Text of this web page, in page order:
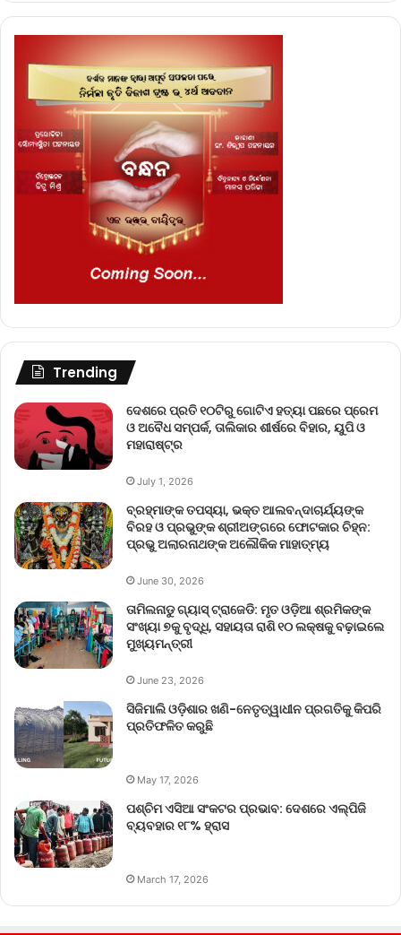
Trending
ଦେଶରେ ପ୍ରତି ୧୦ଟିରୁ ଗୋଟିଏ ହତ୍ୟା ପଛରେ ପ୍ରେମ
ଓ ଅବୈଧ ସମ୍ପର୍କ, ତାଲିକାର ଶୀର୍ଷରେ ବିହାର, ୟୁପି ଓ
ମହାରାଷ୍ଟ୍ର
July 1, 2026
ବ୍ରହ୍ମାଙ୍କ ତପସ୍ୟା, ଭକ୍ତ ଆଲବନ୍ଦାଚାର୍ଯ୍ୟଙ୍କ
ବିରହ ଓ ପ୍ରଭୁଙ୍କ ଶ୍ରୀଅଙ୍ଗରେ ଫୋଟକାର ଚିହ୍ନ:
ପ୍ରଭୁ ଅଲାରନାଥଙ୍କ ଅଲୌକିକ ମାହାତ୍ମ୍ୟ
June 30, 2026
ତାମିଲନାଡୁ ଗ୍ୟାସ୍ ଟ୍ରାଜେଡି: ମୃତ ଓଡ଼ିଆ ଶ୍ରମିକଙ୍କ
ସଂଖ୍ୟା ୭କୁ ବୃଦ୍ଧି, ସହାୟତା ରାଶି ୧୦ ଲକ୍ଷକୁ ବଢ଼ାଇଲେ
ମୁଖ୍ୟମନ୍ତ୍ରୀ
June 23, 2026
ସିଜିମାଲି ଓଡ଼ିଶାର ଖଣି-ନେତୃତ୍ୱାଧୀନ ପ୍ରଗତିକୁ କିପରି
ପ୍ରତିଫଳିତ କରୁଛି
May 17, 2026
ପଶ୍ଚିମ ଏସିଆ ସଂକଟର ପ୍ରଭାବ: ଦେଶରେ ଏଲ୍‌ପିଜି
ବ୍ୟବହାର ୧୮% ହ୍ରାସ
March 17, 2026